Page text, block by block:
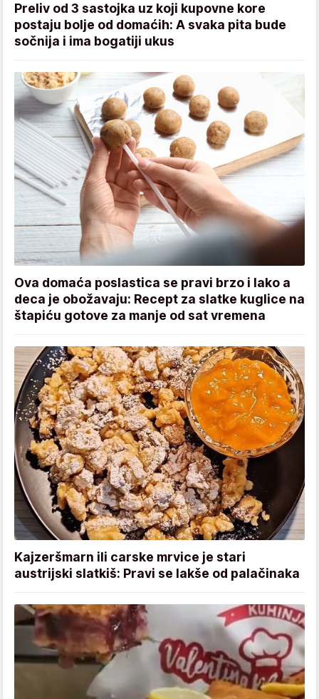
Preliv od 3 sastojka uz koji kupovne kore
postaju bolje od domaćih: A svaka pita bude
sočnija i ima bogatiji ukus
Ova domaća poslastica se pravi brzo i lako a
deca je obožavaju: Recept za slatke kuglice na
štapiću gotove za manje od sat vremena
Kajzeršmarn ili carske mrvice je stari
austrijski slatkiš: Pravi se lakše od palačinaka